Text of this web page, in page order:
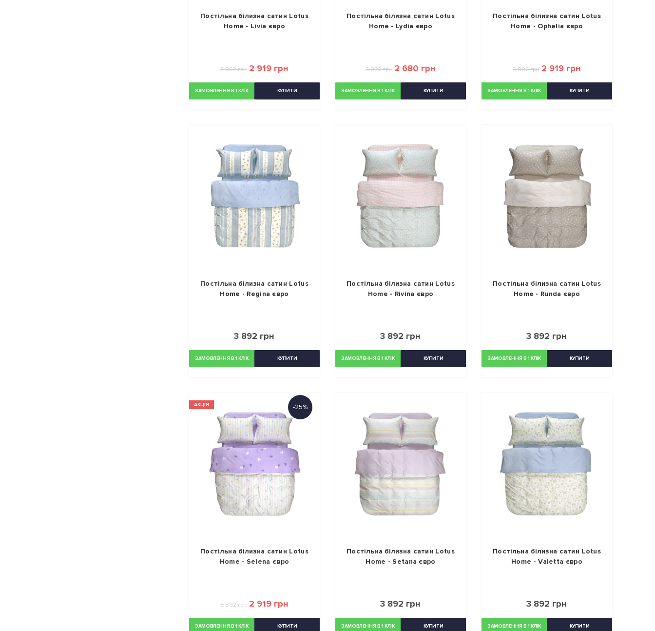
Постільна білизна сатин Lotus
Home - Livia євро
3 892 грн 2 919 грн
ЗАМОВЛЕННЯ В 1 КЛІК КУПИТИ
Постільна білизна сатин Lotus
Home - Lydia євро
3 892 грн 2 680 грн
ЗАМОВЛЕННЯ В 1 КЛІК КУПИТИ
Постільна білизна сатин Lotus
Home - Ophelia євро
3 892 грн 2 919 грн
ЗАМОВЛЕННЯ В 1 КЛІК КУПИТИ
Постільна білизна сатин Lotus
Home - Regina євро
3 892 грн
ЗАМОВЛЕННЯ В 1 КЛІК КУПИТИ
Постільна білизна сатин Lotus
Home - Rivina євро
3 892 грн
ЗАМОВЛЕННЯ В 1 КЛІК КУПИТИ
Постільна білизна сатин Lotus
Home - Runda євро
3 892 грн
ЗАМОВЛЕННЯ В 1 КЛІК КУПИТИ
АКЦІЯ -25%
Постільна білизна сатин Lotus
Home - Selena євро
3 892 грн 2 919 грн
ЗАМОВЛЕННЯ В 1 КЛІК КУПИТИ
Постільна білизна сатин Lotus
Home - Setana євро
3 892 грн
ЗАМОВЛЕННЯ В 1 КЛІК КУПИТИ
Постільна білизна сатин Lotus
Home - Valetta євро
3 892 грн
ЗАМОВЛЕННЯ В 1 КЛІК КУПИТИ